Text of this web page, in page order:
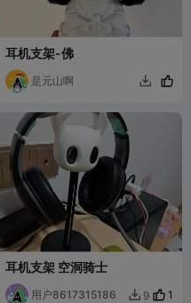
耳机支架-佛
是元山啊 
耳机支架 空洞骑士
用户8617315186  9 1